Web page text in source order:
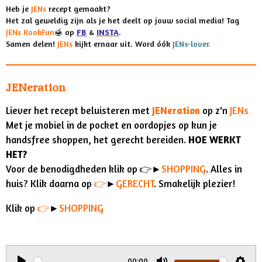
c
e
b
o
k
s
t
a
g
a
Heb je JENs recept gemaakt?
Het zal geweldig zijn als je het deelt op jouw social media! Tag
JENs KookFun🍯 op FB & INSTA.
Samen delen! JENs kijkt ernaar uit. Word óók JENs-lover.
JENeration
Liever het recept beluisteren met JENeration op z'n JENs.
Met je mobiel in de pocket en oordopjes op kun je
handsfree shoppen, het gerecht bereiden. HOE WERKT
HET?
Voor de benodigdheden klik op 👉► SHOPPING. Alles in
huis? Klik daarna op 👉► GERECHT. Smakelijk plezier!
Klik op 👉► SHOPPING